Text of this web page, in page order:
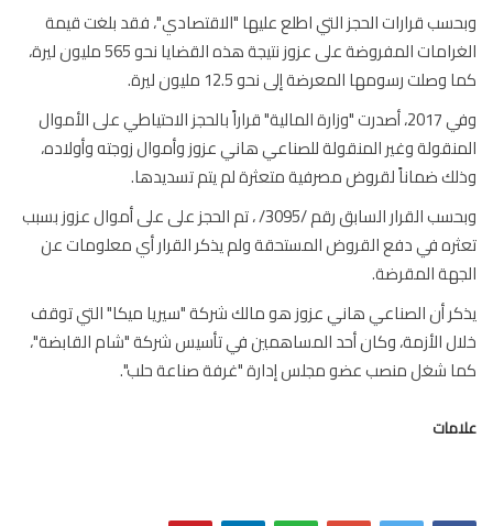
قرارات الحجز التي اطلع عليها "الاقتصادي"، فقد بلغت قيمة
الغرامات المفروضة على عزوز نتيجة هذه القضايا نحو 565 مليون ليرة،
رسومها المعرضة إلى نحو 12.5 مليون ليرة.
وفي 2017، أصدرت "وزارة المالية" قراراً بالحجز الاحتياطي على الأموال
وغير المنقولة للصناعي هاني عزوز وأموال زوجته وأولاده،
ضماناً لقروض مصرفية متعثرة لم يتم تسديدها.
وبحسب القرار السابق رقم /3095/ ، تم الحجز على على أموال عزوز بسبب
في دفع القروض المستحقة ولم يذكر القرار أي معلومات عن
المقرضة.
أن الصناعي هاني عزوز هو مالك شركة "سيريا ميكا" التي توقف
الأزمة، وكان أحد المساهمين في تأسيس شركة "شام القابضة"،
شغل منصب عضو مجلس إدارة "غرفة صناعة حلب".